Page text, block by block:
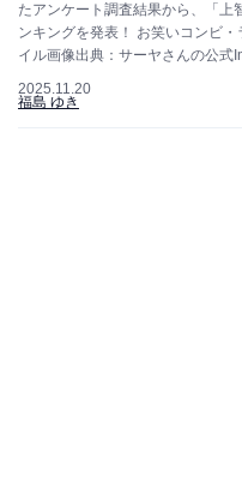
たアンケート調査結果から、「上
ンキングを発表！ お笑いコンビ
イル画像出典：サーヤさんの公式
2025.11.20
福島 ゆき